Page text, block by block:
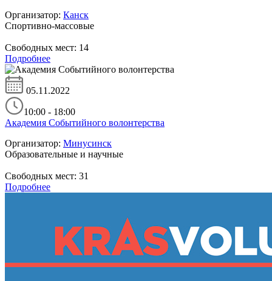
Организатор: Канск
Спортивно-массовые
Свободных мест: 14
Подробнее
05.11.2022
10:00 - 18:00
Академия Событийного волонтерства
Организатор: Минусинск
Образовательные и научные
Свободных мест: 31
Подробнее